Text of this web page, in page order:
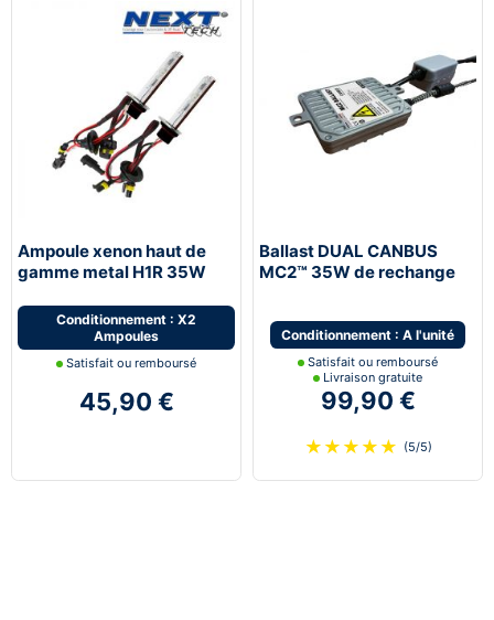
Ampoule xenon haut de
gamme metal H1R 35W
vendues par paire
Conditionnement : X2
Ampoules
Satisfait ou remboursé
45,90 €
Ballast DUAL CANBUS
MC2™ 35W de rechange
Conditionnement : A l'unité
Satisfait ou remboursé
Livraison gratuite
99,90 €
★ ★ ★ ★ ★ (5/5)